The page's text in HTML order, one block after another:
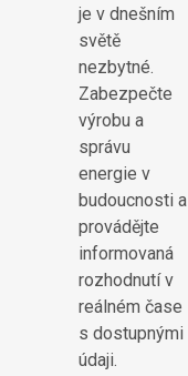
je v dnešním
světě
nezbytné.
Zabezpečte
výrobu a
správu
energie v
budoucnosti a
provádějte
informovaná
rozhodnutí v
reálném čase
s dostupnými
údaji.